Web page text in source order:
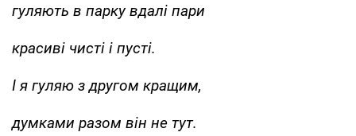
гуляють в парку вдалі пари
красиві чисті і пусті.
І я гуляю з другом кращим,
думками разом він не тут.